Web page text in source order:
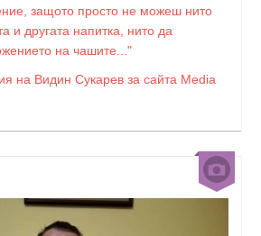
защото просто не можеш нито
и другата напитка, нито да
на чашите..."
на Видин Сукарев за сайта Media